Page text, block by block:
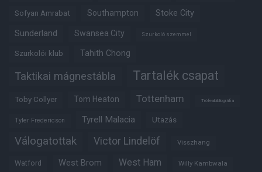
Sofyan Amrabat Southampton Stoke City
Sunderland Swansea City Szurkoló szemmel
Szurkolói klub Tahith Chong
Taktikai mágnestábla Tartalék csapat
Toby Collyer Tom Heaton Tottenham Trófeabibliográfia
Tyler Fredericson Tyrell Malacia Utazás
Válogatottak Victor Lindelöf Visszhang
Watford West Brom West Ham Willy Kambwala